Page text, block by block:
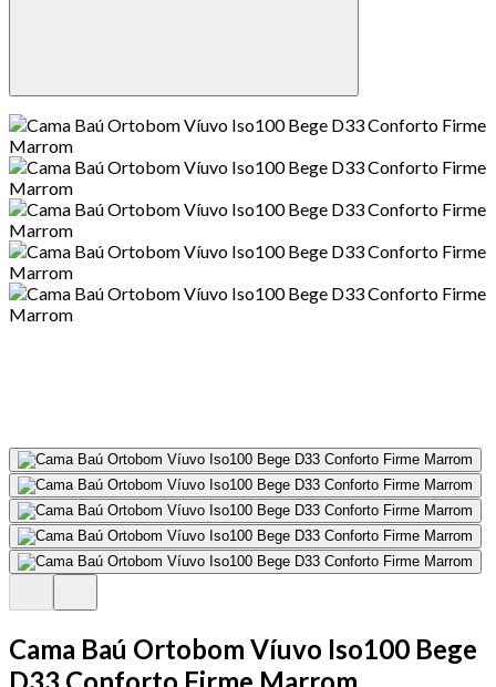
Cama Baú Ortobom Víuvo Iso100 Bege